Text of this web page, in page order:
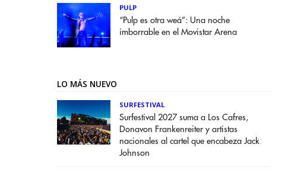
PULP
“Pulp es otra weá”: Una noche
imborrable en el Movistar Arena
LO MÁS NUEVO
SURFESTIVAL
Surfestival 2027 suma a Los Cafres,
Donavon Frankenreiter y artistas
nacionales al cartel que encabeza Jack
Johnson